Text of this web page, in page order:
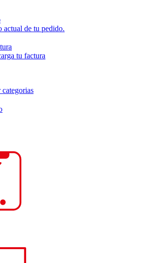
actual de tu pedido.
tu factura